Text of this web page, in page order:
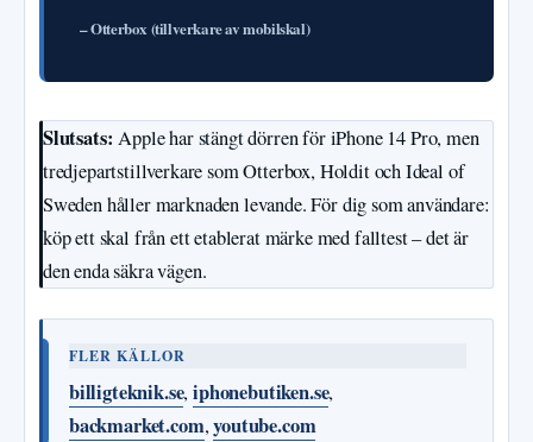
– Otterbox (tillverkare av mobilskal)
Slutsats: Apple har stängt dörren för iPhone 14 Pro, men
tredjepartstillverkare som Otterbox, Holdit och Ideal of
Sweden håller marknaden levande. För dig som användare:
köp ett skal från ett etablerat märke med falltest – det är
den enda säkra vägen.
FLER KÄLLOR
billigteknik.se,iphonebutiken.se,
backmarket.com,youtube.com